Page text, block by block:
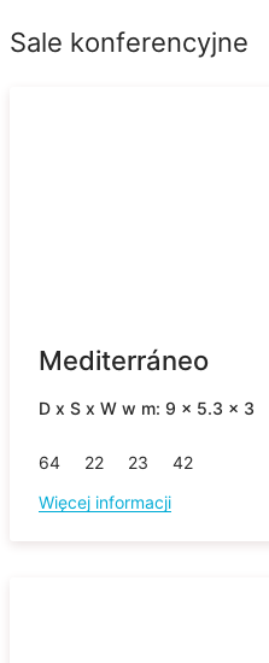
Sale konferencyjne
Mediterráneo
D x S x W w m: 9 x 5.3 x 3
64 22 23
42
Więcej informacji